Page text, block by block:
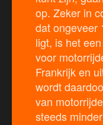
op. Zeker in
dat ongeveer
ligt, is het
voor
Frankrijk en
wordt
van
steeds